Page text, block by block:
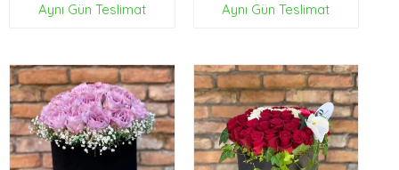
Aynı Gün Teslimat Aynı Gün Teslimat